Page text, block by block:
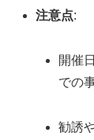
注意点:
開催
での
勧誘